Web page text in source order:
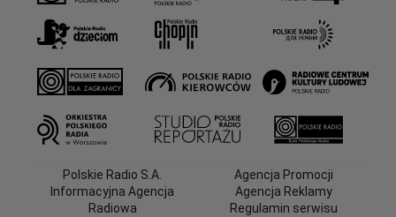
Polskie Radio S.A.
Informacyjna Agencja
Radiowa
Agencja Promocji
Agencja Reklamy
Regulamin serwisu